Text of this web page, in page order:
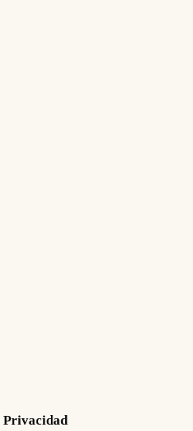
Privacidad